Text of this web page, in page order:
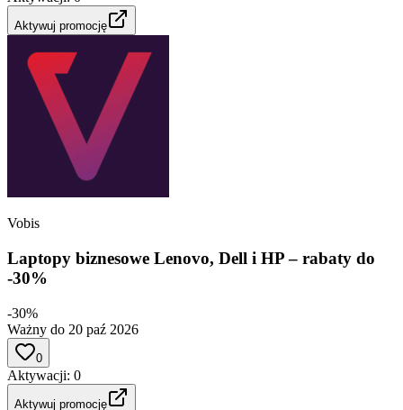
Aktywuj promocję
Vobis
Laptopy biznesowe Lenovo, Dell i HP – rabaty do
-30%
-30%
Ważny do 20 paź 2026
0
Aktywacji: 0
Aktywuj promocję